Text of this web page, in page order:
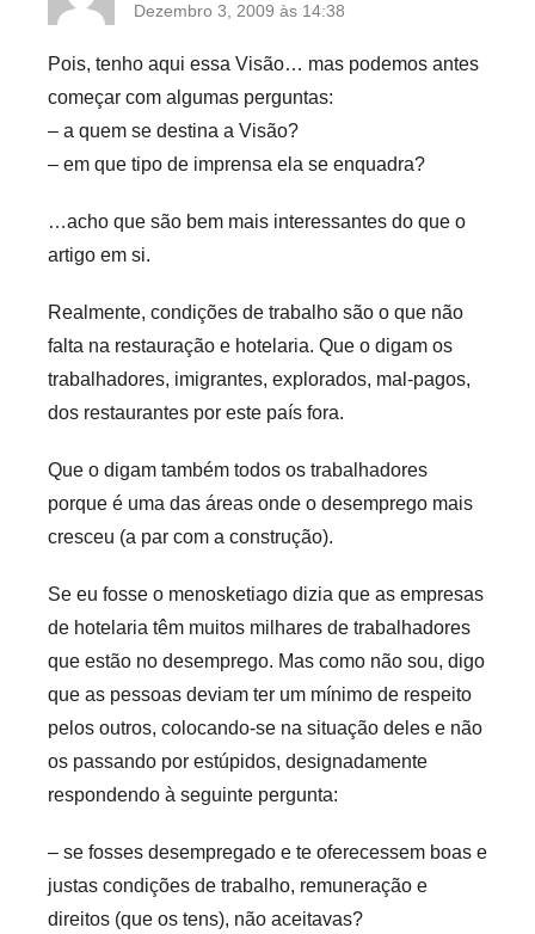
Dezembro 3, 2009 às 14:38
Pois, tenho aqui essa Visão… mas podemos antes
começar com algumas perguntas:
– a quem se destina a Visão?
– em que tipo de imprensa ela se enquadra?
…acho que são bem mais interessantes do que o
artigo em si.
Realmente, condições de trabalho são o que não
falta na restauração e hotelaria. Que o digam os
trabalhadores, imigrantes, explorados, mal-pagos,
dos restaurantes por este país fora.
Que o digam também todos os trabalhadores
porque é uma das áreas onde o desemprego mais
cresceu (a par com a construção).
Se eu fosse o menosketiago dizia que as empresas
de hotelaria têm muitos milhares de trabalhadores
que estão no desemprego. Mas como não sou, digo
que as pessoas deviam ter um mínimo de respeito
pelos outros, colocando-se na situação deles e não
os passando por estúpidos, designadamente
respondendo à seguinte pergunta:
– se fosses desempregado e te oferecessem boas e
justas condições de trabalho, remuneração e
direitos (que os tens), não aceitavas?